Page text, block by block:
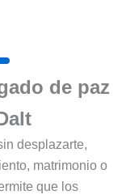
de paz
desplazarte,
matrimonio o
que los